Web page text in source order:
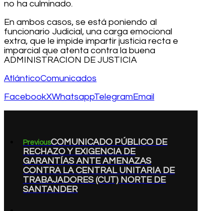
no ha culminado.
En ambos casos, se está poniendo al
funcionario Judicial, una carga emocional
extra, que le impide impartir justicia recta e
imparcial que atenta contra la buena
ADMINISTRACION DE JUSTICIA
AtlánticoComunicados
FacebookXWhatsappTelegram Email
PreviousCOMUNICADO PÚBLICO DE
RECHAZO Y EXIGENCIA DE
GARANTÍAS ANTE AMENAZAS
CONTRA LA CENTRAL UNITARIA DE
TRABAJADORES (CUT) NORTE DE
SANTANDER